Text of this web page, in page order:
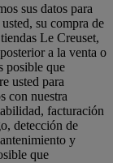
sus datos para
su compra de
Le Creuset,
a la venta o
posible que
usted para
con nuestra
facturación
detección de
y
que